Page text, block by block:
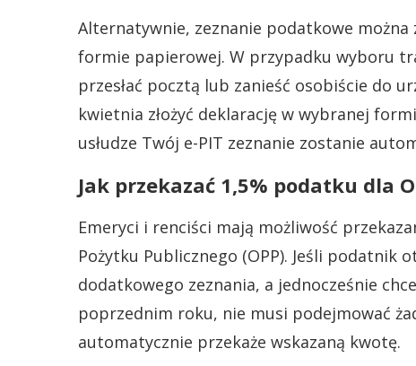
Alternatywnie, zeznanie podatkowe można
formie papierowej. W przypadku wyboru
przesłać pocztą lub zanieść osobiście do
kwietnia złożyć deklarację w wybranej
usłudze Twój e-PIT zeznanie zostanie
Jak przekazać 1,5% podatku dla
Emeryci i renciści mają możliwość
Pożytku Publicznego (OPP). Jeśli podatnik
dodatkowego zeznania, a jednocześnie
poprzednim roku, nie musi podejmować
automatycznie przekaże wskazaną kwotę.